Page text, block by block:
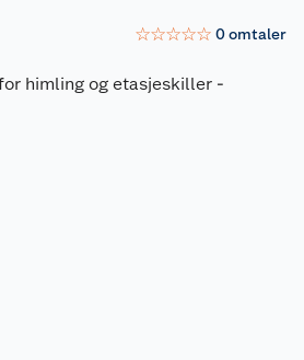
☆☆☆☆☆ 0omtaler
himling og etasjeskiller -